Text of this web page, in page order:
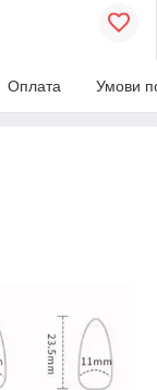
Оплата Умови